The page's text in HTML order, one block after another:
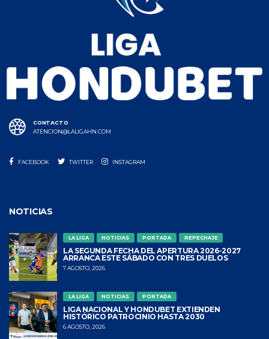
CONTACTO
ATENCION@LALIGAHN.COM
FACEBOOK TWITTER INSTAGRAM
NOTICIAS
LA LIGA NOTICIAS PORTADA REPECHAJE
LA SEGUNDA FECHA DEL APERTURA 2026-2027
ARRANCA ESTE SÁBADO CON TRES DUELOS
7 AGOSTO, 2026
LA LIGA NOTICIAS PORTADA
LIGA NACIONAL Y HONDUBET EXTIENDEN
HISTÓRICO PATROCINIO HASTA 2030
6 AGOSTO, 2026